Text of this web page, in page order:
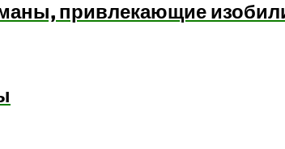
привлекающие